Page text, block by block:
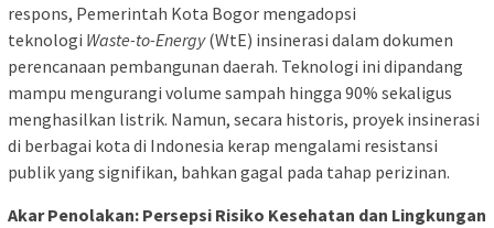
respons, Pemerintah Kota Bogor mengadopsi
teknologi Waste-to-Energy(WtE) insinerasi dalam dokumen
perencanaan pembangunan daerah. Teknologi ini dipandang
mampu mengurangi volume sampah hingga 90% sekaligus
menghasilkan listrik. Namun, secara historis, proyek insinerasi
di berbagai kota di Indonesia kerap mengalami resistansi
publik yang signifikan, bahkan gagal pada tahap perizinan.
Akar Penolakan: Persepsi Risiko Kesehatan dan Lingkungan